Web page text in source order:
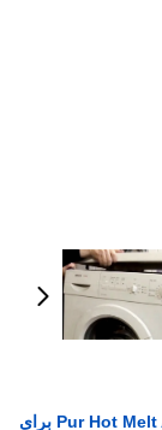
چسب داغ پلی اورتان 9009-54-5 Pur Hot Melt Adhesive برای